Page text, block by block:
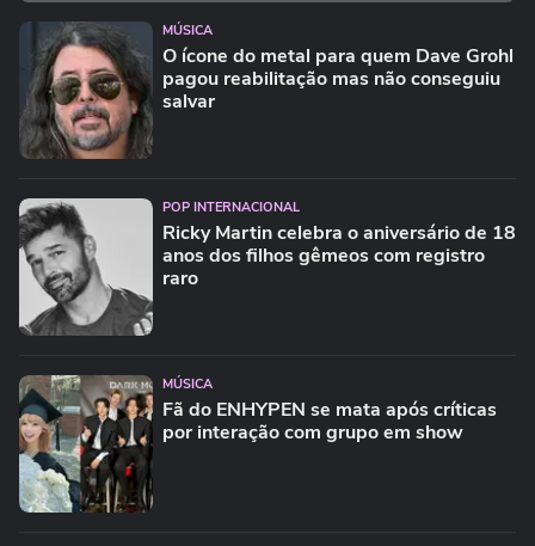
MÚSICA
O ícone do metal para quem Dave Grohl
pagou reabilitação mas não conseguiu
salvar
POP INTERNACIONAL
Ricky Martin celebra o aniversário de 18
anos dos filhos gêmeos com registro
raro
MÚSICA
Fã do ENHYPEN se mata após críticas
por interação com grupo em show